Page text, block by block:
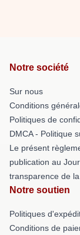
Notre société
Sur nous
Conditions
Politiques de
DMCA - Politique
Le présent
publication au
transparence de
Notre soutien
Politiques
Conditions de